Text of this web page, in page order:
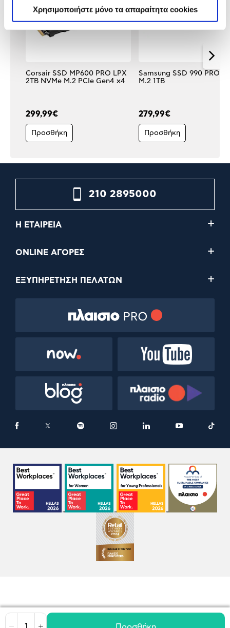
Χρησιμοποιήστε μόνο τα απαραίτητα cookies
Corsair SSD MP600 PRO LPX
2TB NVMe M.2 PCIe Gen4 x4
299,99€
Προσθήκη
Samsung SSD 990 PRO
M.2 1TB
279,99€
Προσθήκη
210 2895000
Η ΕΤΑΙΡΕΙΑ
ONLINE ΑΓΟΡΕΣ
ΕΞΥΠΗΡΕΤΗΣΗ ΠΕΛΑΤΩΝ